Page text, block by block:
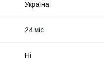
Україна
24 міс
Ні